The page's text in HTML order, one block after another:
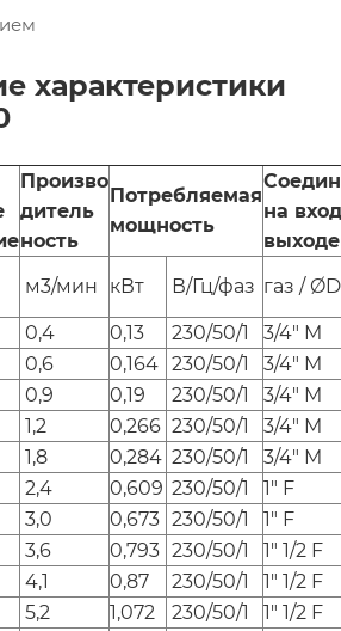
характеристики
Произво
дитель
ность
Потребляемая
мощность
на
выходе
м3/мин кВт В/Гц/фаз газ /
0,4 0,13 230/50/1
3/4" M
0,6 0,164 230/50/1
3/4" M
0,9 0,19 230/50/1
3/4" M
1,2 0,266 230/50/1
3/4" M
1,8 0,284 230/50/1
3/4" M
2,4 0,609 230/50/1
1" F
3,0 0,673 230/50/1
1" F
3,6 0,793 230/50/1
1" 1/2 F
4,1 0,87 230/50/1
1" 1/2 F
5,2 1,072 230/50/1
1" 1/2 F